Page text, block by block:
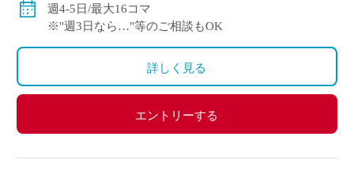
週4-5日/最大16コマ
※"週3日なら…"等のご相談もOK
詳しく見る
エントリーする